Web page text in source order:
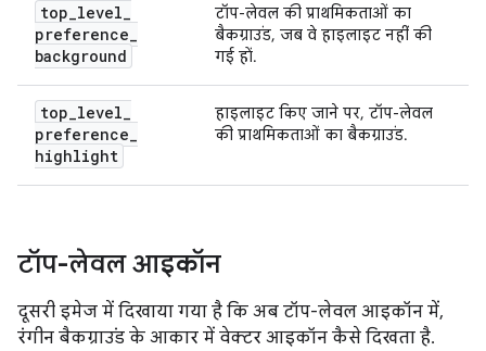
top level
preference
background
टॉप-लेवल की प्राथमिकताओं का
बैकग्राउंड, जब वे हाइलाइट नहीं की
गई हों.
top level
preference
highlight
हाइलाइट किए जाने पर, टॉप-लेवल
की प्राथमिकताओं का बैकग्राउंड.
टॉप-लेवल आइकॉन
दूसरी इमेज में दिखाया गया है कि अब टॉप-लेवल आइकॉन में,
रंगीन बैकग्राउंड के आकार में वेक्टर आइकॉन कैसे दिखता है.